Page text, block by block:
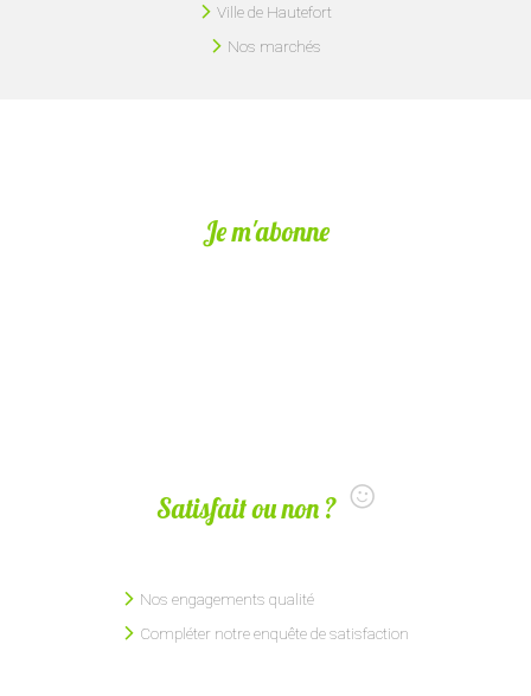
Ville de Hautefort
Nos marchés
Je m'abonne
Satisfait ou non ?
Nos engagements qualité
Compléter notre enquête de satisfaction